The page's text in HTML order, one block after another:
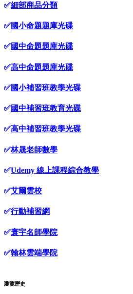
✅細部商品分類
✅國小命題題庫光碟
✅國中命題題庫光碟
✅高中命題題庫光碟
✅國小補習班教學光碟
✅國中補習班教育光碟
✅高中補習班教學光碟
✅林晟老師數學
✅Udemy 線上課程綜合教學
✅艾爾雲校
✅行動補習網
✅寰宇名師學院
✅翰林雲端學院
瀏覽歷史